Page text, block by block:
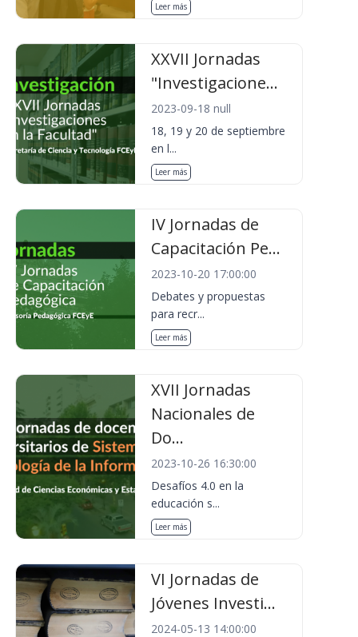
Leer más
XXVII Jornadas
"Investigacione...
2023-09-18 null
18, 19 y 20 de septiembre
en l...
Leer más
IV Jornadas de
Capacitación Pe...
2023-10-20 17:00:00
Debates y propuestas
para recr...
Leer más
XVII Jornadas
Nacionales de
Do...
2023-10-26 16:30:00
Desafíos 4.0 en la
educación s...
Leer más
VI Jornadas de
Jóvenes Investi...
2024-05-13 14:00:00